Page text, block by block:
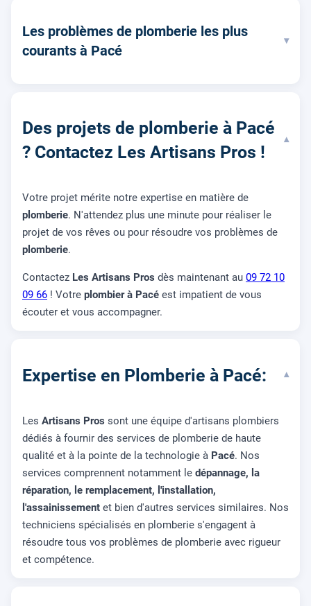
Les problèmes de plomberie les plus
courants à Pacé
▾
Des projets de plomberie à Pacé
? Contactez Les Artisans Pros !
▾
Votre projet mérite notre expertise en matière de
plomberie. N'attendez plus une minute pour réaliser le
projet de vos rêves ou pour résoudre vos problèmes de
plomberie.
Contactez Les Artisans Pros dès maintenant au 09 72 10
09 66 ! Votre plombier à Pacé est impatient de vous
écouter et vous accompagner.
Expertise en Plomberie à Pacé: ▾
Les Artisans Pros sont une équipe d'artisans plombiers
dédiés à fournir des services de plomberie de haute
qualité et à la pointe de la technologie à Pacé. Nos
services comprennent notamment le dépannage, la
réparation, le remplacement, l'installation,
l'assainissement et bien d'autres services similaires. Nos
techniciens spécialisés en plomberie s'engagent à
résoudre tous vos problèmes de plomberie avec rigueur
et compétence.